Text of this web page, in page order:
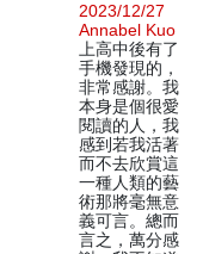
2023/12/27
Annabel Kuo
上高中後有了
手機發現的，
非常感謝。我
本身是個很愛
閱讀的人，我
感到若我活著
而不去欣賞這
一種人類的藝
術那將毫無意
義可言。總而
言之，萬分感